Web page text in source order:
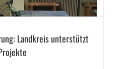
Landkreis unterstützt